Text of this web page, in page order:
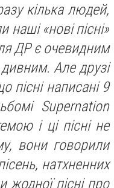
кілька людей,
наші «нові пісні»
ДР є очевидним
Але друзі
пісні написані 9
Supernation
і ці пісні не
вони говорили
натхненних
пісні про